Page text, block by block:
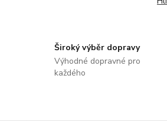
Široký výběr dopravy
Výhodné dopravné pro
každého